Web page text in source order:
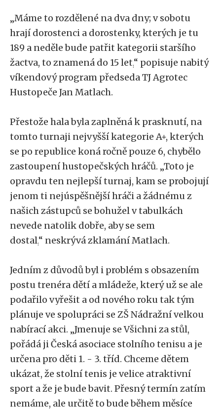
„Máme to rozdělené na dva dny; v sobotu
hrají dorostenci a dorostenky, kterých je tu
189 a neděle bude patřit kategorii staršího
žactva, to znamená do 15 let,“ popisuje nabitý
víkendový program předseda TJ Agrotec
Hustopeče Jan Matlach.
Přestože hala byla zaplněná k prasknutí, na
tomto turnaji nejvyšší kategorie A+, kterých
se po republice koná ročně pouze 6, chybělo
zastoupení hustopečských hráčů. „Toto je
opravdu ten nejlepší turnaj, kam se probojují
jenom ti nejúspěšnější hráči a žádnému z
našich zástupců se bohužel v tabulkách
nevede natolik dobře, aby se sem
dostal,“ neskrývá zklamání Matlach.
Jedním z důvodů byl i problém s obsazením
postu trenéra dětí a mládeže, který už se ale
podařilo vyřešit a od nového roku tak tým
plánuje ve spolupráci se ZŠ Nádražní velkou
nabírací akci. „Jmenuje se Všichni za stůl,
pořádá ji Česká asociace stolního tenisu a je
určena pro děti 1. - 3. tříd. Chceme dětem
ukázat, že stolní tenis je velice atraktivní
sport a že je bude bavit. Přesný termín zatím
nemáme, ale určitě to bude během měsíce